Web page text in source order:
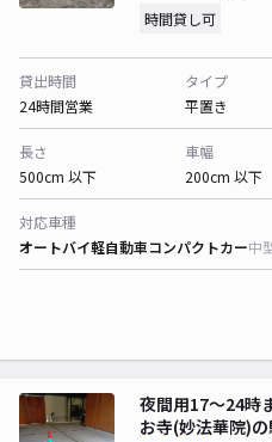
時間貸し可
貸出時間
24時間営業
タイプ
平置き
長さ
500cm 以下
車幅
200cm 以下
対応車種
オートバイ軽自動車コンパクトカー中
夜間用17〜24時
お寺(妙法華院)